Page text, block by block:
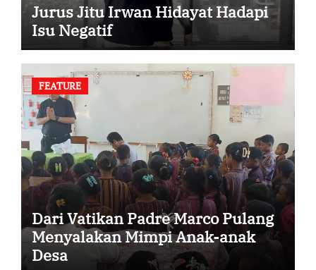
Jurus Jitu Irwan Hidayat Hadapi
Isu Negatif
FEATURE
Dari Vatikan Padre Marco Pulang
Menyalakan Mimpi Anak-anak
Desa